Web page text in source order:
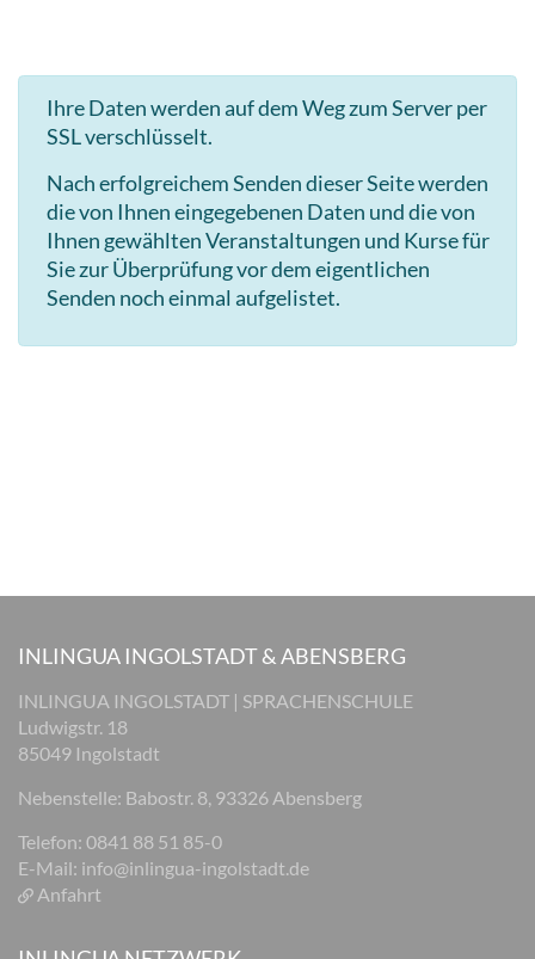
Ihre Daten werden auf dem Weg zum Server per
SSL verschlüsselt.
Nach erfolgreichem Senden dieser Seite werden
die von Ihnen eingegebenen Daten und die von
Ihnen gewählten Veranstaltungen und Kurse für
Sie zur Überprüfung vor dem eigentlichen
Senden noch einmal aufgelistet.
INLINGUA INGOLSTADT & ABENSBERG
INLINGUA INGOLSTADT | SPRACHENSCHULE
Ludwigstr. 18
85049 Ingolstadt
Nebenstelle: Babostr. 8, 93326 Abensberg
Telefon: 0841 88 51 85-0
E-Mail: info@inlingua-ingolstadt.de
Anfahrt